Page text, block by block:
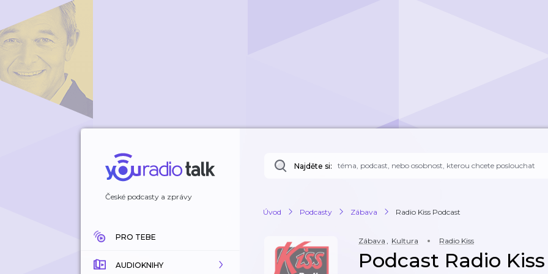
České podcasty a zprávy
PRO TEBE
AUDIOKNIHY
Najděte si:
Úvod Podcasty Zábava Radio Kiss Podcast
Zábava , Kultura Radio Kiss
Podcast Radio